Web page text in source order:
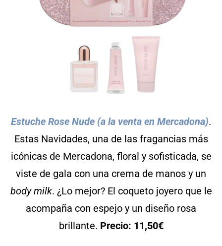
Estuche Rose Nude (a la venta en Mercadona).
Estas Navidades, una de las fragancias más
icónicas de Mercadona, floral y sofisticada, se
viste de gala con una crema de manos y un
body milk. ¿Lo mejor? El coqueto joyero que le
acompaña con espejo y un diseño rosa
brillante. Precio: 11,50€